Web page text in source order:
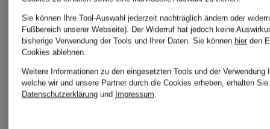
DELAWARE
Slim Fit
CHF 60
Slim Fit
CHF
Sie können Ihre Tool-Auswahl jederzeit nachträglich ändern oder
Fußbereich unserer Webseite). Der Widerruf hat jedoch keine
bisherige Verwendung der Tools und Ihrer Daten. Sie können hier den
Cookies ablehnen.
Weitere Informationen zu den eingesetzten Tools und der Verwendung
welche wir und unsere Partner durch die Cookies erheben, erhalten
Datenschutzerklärung und Impressum.